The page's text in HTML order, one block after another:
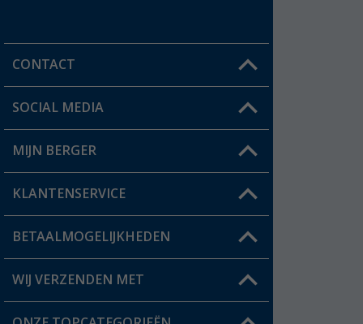
CONTACT
Een vraag?
Winkel vinden
SOCIAL MEDIA
MIJN BERGER
Mijn account
Status bestelling
Verlanglijstje
KLANTENSERVICE
FAQ & Contact
Verzendinformatie
BETAALMOGELIJKHEDEN
WIJ VERZENDEN MET